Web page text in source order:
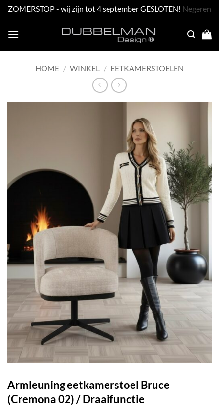
ZOMERSTOP - wij zijn tot 4 september GESLOTEN! Negeren
HOME / WINKEL / EETKAMERSTOELEN
Armleuning eetkamerstoel Bruce
(Cremona 02) / Draaifunctie